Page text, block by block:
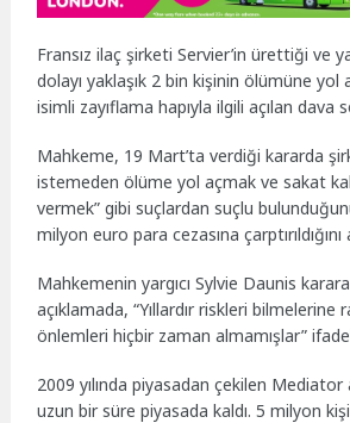
Fransız ilaç şirketi Servier’in ürettiği ve
dolayı yaklaşık 2 bin kişinin ölümüne
isimli zayıflama hapıyla ilgili açılan dava
Mahkeme, 19 Mart’ta verdiği kararda
istemeden ölüme yol açmak ve sakat
vermek” gibi suçlardan suçlu
milyon euro para cezasına çarptırıldığını
Mahkemenin yargıcı Sylvie Daunis
açıklamada, “Yıllardır riskleri bilmelerine
önlemleri hiçbir zaman almamışlar”
2009 yılında piyasadan çekilen Mediator
uzun bir süre piyasada kaldı. 5 milyon